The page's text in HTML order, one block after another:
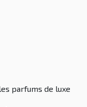
parfums de luxe